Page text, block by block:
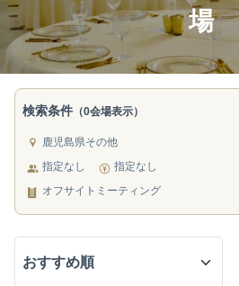
場
検索条件 （0会場表示）
鹿児島県その他
指定なし
指定なし
オフサイトミーティング